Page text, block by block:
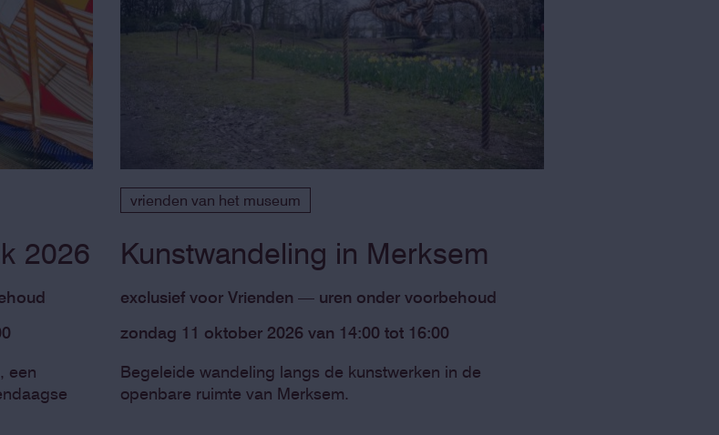
2026
een
vrienden van het museum
Kunstwandeling in Merksem
exclusief voor Vrienden — uren onder voorbehoud
zondag 11 oktober 2026 van 14:00 tot 16:00
Begeleide wandeling langs de kunstwerken in de
openbare ruimte van Merksem.